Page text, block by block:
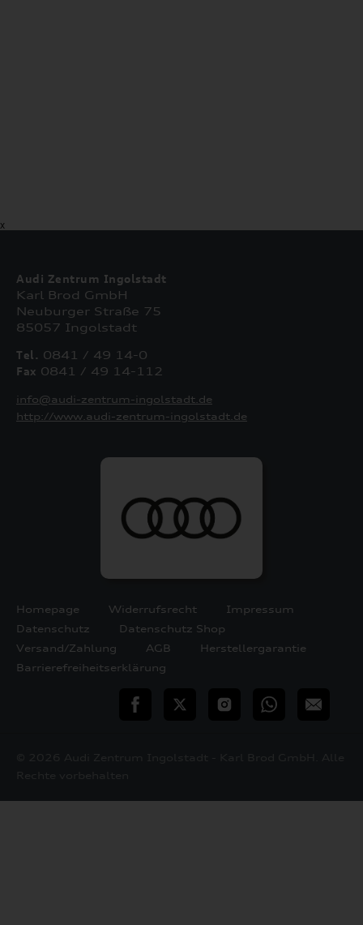
X
Audi Zentrum Ingolstadt
Karl Brod GmbH
Neuburger Straße 75
85057 Ingolstadt
Tel. 0841 / 49 14-0
Fax 0841 / 49 14-112
info@audi-zentrum-ingolstadt.de
http://www.audi-zentrum-ingolstadt.de
Homepage Widerrufsrecht
Impressum
Datenschutz
Datenschutz Shop
Versand/Zahlung
AGB
Herstellergarantie
Barrierefreiheitserklärung
teilen Twitter InstagramWhatsApp
E-